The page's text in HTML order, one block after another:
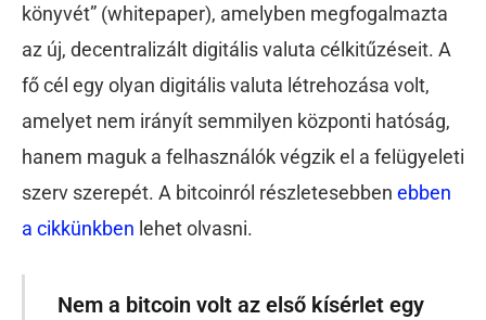
könyvét” (whitepaper), amelyben megfogalmazta
az új, decentralizált digitális valuta célkitűzéseit. A
fő cél egy olyan digitális valuta létrehozása volt,
amelyet nem irányít semmilyen központi hatóság,
hanem maguk a felhasználók végzik el a felügyeleti
szerv szerepét. A bitcoinról részletesebben ebben
a cikkünkben lehet olvasni.
Nem a bitcoin volt az első kísérlet egy